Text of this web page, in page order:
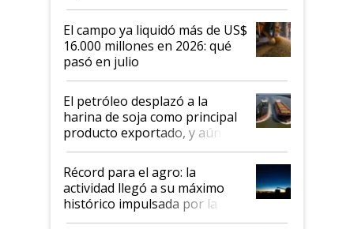
El campo ya liquidó más de US$
16.000 millones en 2026: qué
pasó en julio
El petróleo desplazó a la
harina de soja como principal
producto exportado, y aún así
el agro aportó casi seis de cada
diez dólares y sostuvo el
liderazgo en un semestre
récord
Récord para el agro: la
actividad llegó a su máximo
histórico impulsada por la
cosecha y las exportaciones